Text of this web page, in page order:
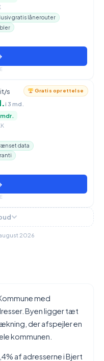
gratis lånerouter
Gratis oprettelse
s
i 3 md.
data
2026
med
Byen ligger tæt
der afspejler en
kommunen.
af adresserne i Bjert